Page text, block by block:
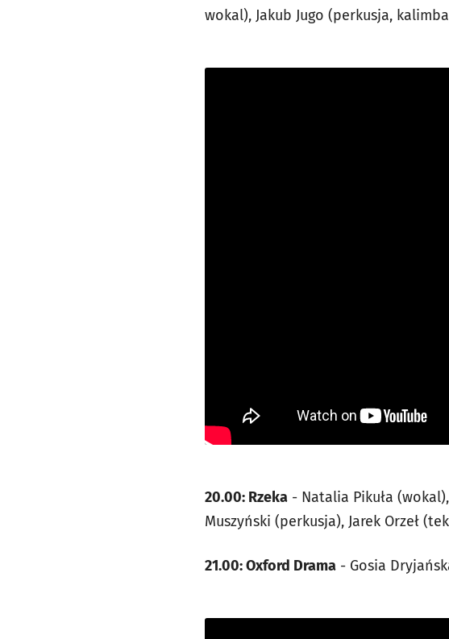
wokal), Jakub Jugo (perkusja,
20.00: Rzeka - Natalia Pikuła
Muszyński (perkusja), Jarek Orzeł
21.00: Oxford Drama - Gosia